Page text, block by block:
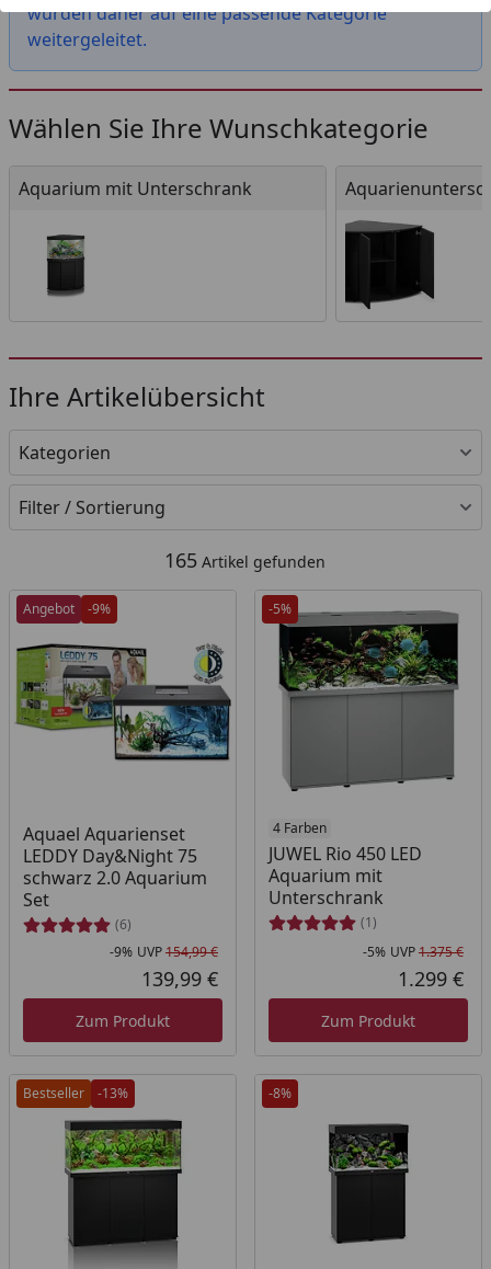
wurden daher auf eine passende Kategorie
weitergeleitet.
Wählen Sie Ihre Wunschkategorie
Aquarium mit Unterschrank
Aquarium mit Unterschrank
Ihre Artikelübersicht
Kategorien
Filter / Sortierung
165 Artikel gefunden
Angebot -9%
Aquael Aquarienset
LEDDY Day&Night 75
schwarz 2.0 Aquarium
Set
(6)
Rabatt in Prozent
-9%
Ursprünglicher Preis
UVP154,99 €
Aktueller Preis
139,99 €
Zum Produkt
-5%
4 Farben
JUWEL Rio 450 LED
Aquarium mit
Unterschrank
(1)
-5% UVP1.375 €
1.299 €
Zum Produkt
Bestseller -13% -8%